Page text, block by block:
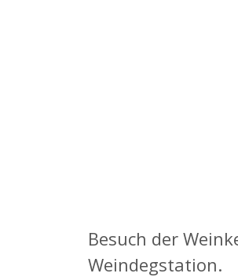
Besuch der
Weindegstation.